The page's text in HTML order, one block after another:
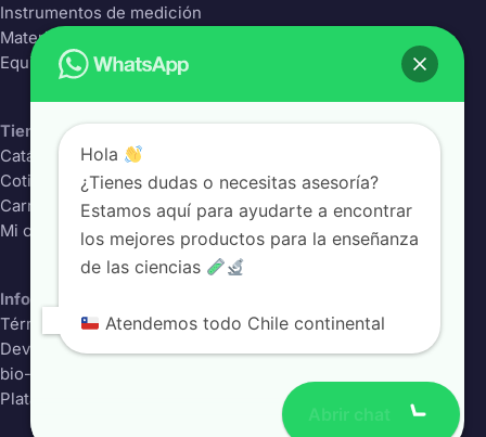
Instrumentos de medición
Material Plástico
Equipos de laboratorio
Tienda
Catálogo completo
Cotizador
Carrito
Mi cuenta
Información
Términos y condiciones
Devoluciones
bio-class.com
Plataforma educativa
Hola
¿Tienes dudas o necesitas asesoría?
Estamos aquí para ayudarte a encontrar
los mejores productos para la enseñanza
de las ciencias
Atendemos todo Chile continental
Abrir chat